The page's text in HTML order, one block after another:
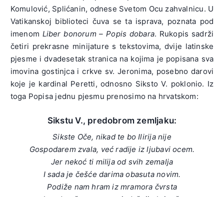
Komulović, Splićanin, odnese Svetom Ocu zahvalnicu. U
Vatikanskoj biblioteci čuva se ta isprava, poznata pod
imenom Liber bonorum – Popis dobara. Rukopis sadrži
četiri prekrasne minijature s tekstovima, dvije latinske
pjesme i dvadesetak stranica na kojima je popisana sva
imovina gostinjca i crkve sv. Jeronima, posebno darovi
koje je kardinal Peretti, odnosno Siksto V. poklonio. Iz
toga Popisa jednu pjesmu prenosimo na hrvatskom:
Sikstu V., predobrom zemljaku:
Sikste Oče, nikad te bo Ilirija nije
Gospodarem zvala, već radije iz ljubavi ocem.
Jer nekoć ti milija od svih zemalja
I sada je češće darima obasuta novim.
Podiže nam hram iz mramora čvrsta